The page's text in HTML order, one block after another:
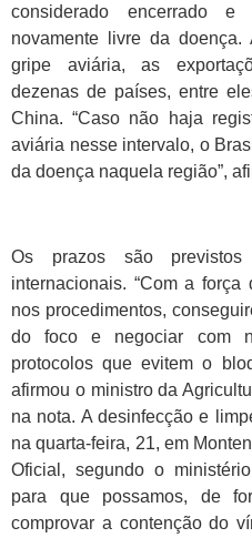
considerado encerrado
novamente livre da
gripe aviária, as
dezenas de países, entre
China. “Caso não haja
aviária nesse intervalo, o
da doença naquela região”,
Os prazos são previstos
internacionais. “Com a
nos procedimentos,
do foco e negociar com
protocolos que evitem o
afirmou o ministro da
na nota. A desinfecção e
na quarta-feira, 21, em
Oficial, segundo o
para que possamos, de
comprovar a contenção do